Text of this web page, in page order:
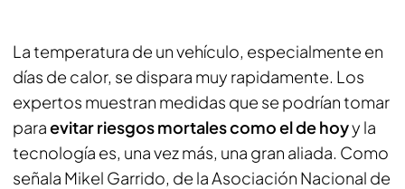
La temperatura de un vehículo, especialmente en
días de calor, se dispara muy rapidamente. Los
expertos muestran medidas que se podrían tomar
paraevitar riesgos mortales como el de hoyy la
tecnología es, una vez más, una gran aliada. Como
señala Mikel Garrido, de la Asociación Nacional de